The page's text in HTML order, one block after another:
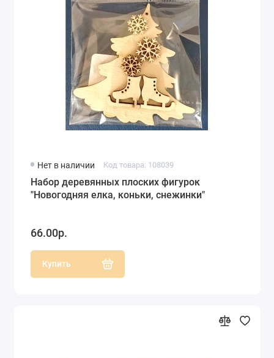
Нет в наличии Код товара: 108039
Набор деревянных плоских фигурок
"Новогодняя елка, коньки, снежинки"
66.00р.
Купить